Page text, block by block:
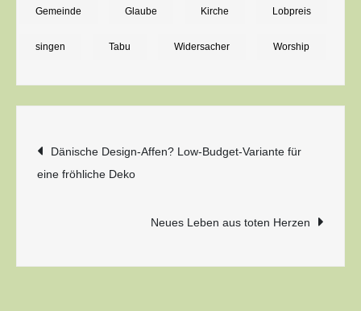
Nacht
Gemeinde Glaube Kirche Lobpreis
singen Tabu Widersacher Worship
Beitragsnavigation
Dänische Design-Affen? Low-Budget-Variante für
eine fröhliche Deko
Neues Leben aus toten Herzen